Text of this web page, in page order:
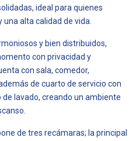
ideal para quienes
alta calidad de vida.
y bien distribuidos,
con privacidad y
con sala, comedor,
de cuarto de servicio con
lavado, creando un ambiente
de tres recámaras; la principal